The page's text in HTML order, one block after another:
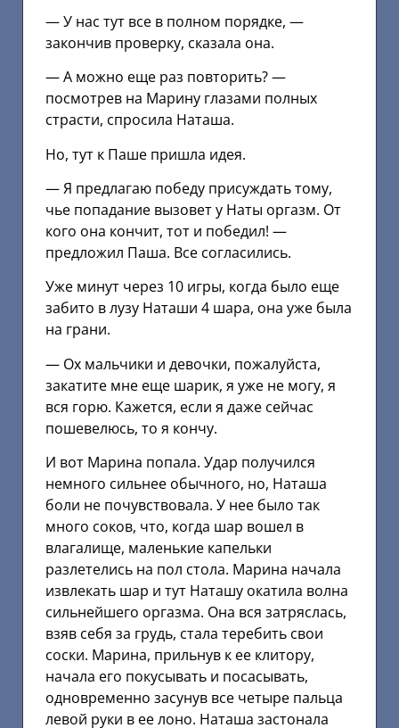
— У нас тут все в полном порядке, —
закончив проверку, сказала она.
— А можно еще раз повторить? —
посмотрев на Марину глазами полных
страсти, спросила Наташа.
Но, тут к Паше пришла идея.
— Я предлагаю победу присуждать тому,
чье попадание вызовет у Наты оргазм. От
кого она кончит, тот и победил! —
предложил Паша. Все согласились.
Уже минут через 10 игры, когда было еще
забито в лузу Наташи 4 шара, она уже была
на грани.
— Ох мальчики и девочки, пожалуйста,
закатите мне еще шарик, я уже не могу, я
вся горю. Кажется, если я даже сейчас
пошевелюсь, то я кончу.
И вот Марина попала. Удар получился
немного сильнее обычного, но, Наташа
боли не почувствовала. У нее было так
много соков, что, когда шар вошел в
влагалище, маленькие капельки
разлетелись на пол стола. Марина начала
извлекать шар и тут Наташу окатила волна
сильнейшего оргазма. Она вся затряслась,
взяв себя за грудь, стала теребить свои
соски. Марина, прильнув к ее клитору,
начала его покусывать и посасывать,
одновременно засунув все четыре пальца
левой руки в ее лоно. Наташа застонала